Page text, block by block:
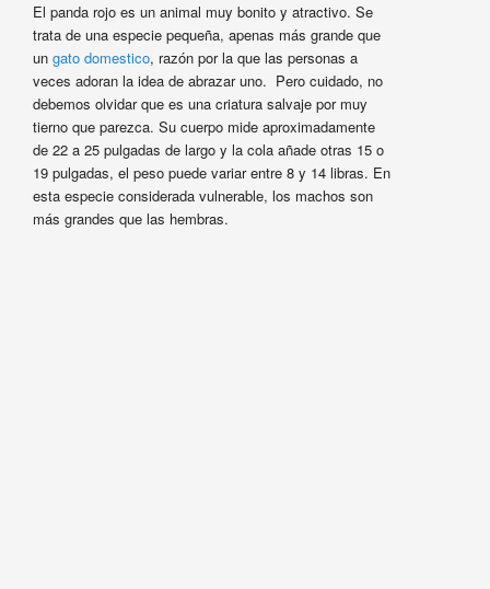
El panda rojo es un animal muy bonito y atractivo. Se
trata de una especie pequeña, apenas más grande que
un gato domestico, razón por la que las personas a
veces adoran la idea de abrazar uno. Pero cuidado, no
debemos olvidar que es una criatura salvaje por muy
tierno que parezca. Su cuerpo mide aproximadamente
de 22 a 25 pulgadas de largo y la cola añade otras 15 o
19 pulgadas, el peso puede variar entre 8 y 14 libras. En
esta especie considerada vulnerable, los machos son
más grandes que las hembras.